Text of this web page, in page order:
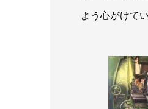
よう心がけてい